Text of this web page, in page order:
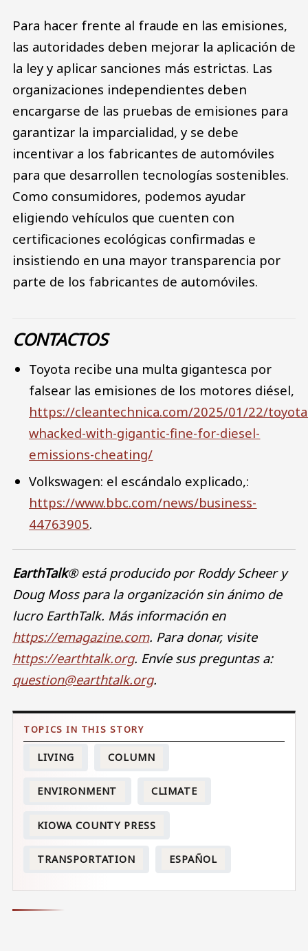
Para hacer frente al fraude en las emisiones,
las autoridades deben mejorar la aplicación de
la ley y aplicar sanciones más estrictas. Las
organizaciones independientes deben
encargarse de las pruebas de emisiones para
garantizar la imparcialidad, y se debe
incentivar a los fabricantes de automóviles
para que desarrollen tecnologías sostenibles.
Como consumidores, podemos ayudar
eligiendo vehículos que cuenten con
certificaciones ecológicas confirmadas e
insistiendo en una mayor transparencia por
parte de los fabricantes de automóviles.
CONTACTOS
Toyota recibe una multa gigantesca por
falsear las emisiones de los motores diésel,
https://cleantechnica.com/2025/01/22/
whacked-with-gigantic-fine-for-diesel-
emissions-cheating/
Volkswagen: el escándalo explicado,:
https://www.bbc.com/news/business-
44763905.
EarthTalk® está producido por Roddy Scheer y
Doug Moss para la organización sin ánimo de
lucro EarthTalk. Más información en
https://emagazine.com. Para donar, visite
https://earthtalk.org. Envíe sus preguntas a:
question@earthtalk.org.
LIVING COLUMN
ENVIRONMENT CLIMATE
KIOWA COUNTY PRESS
TRANSPORTATION ESPAÑOL